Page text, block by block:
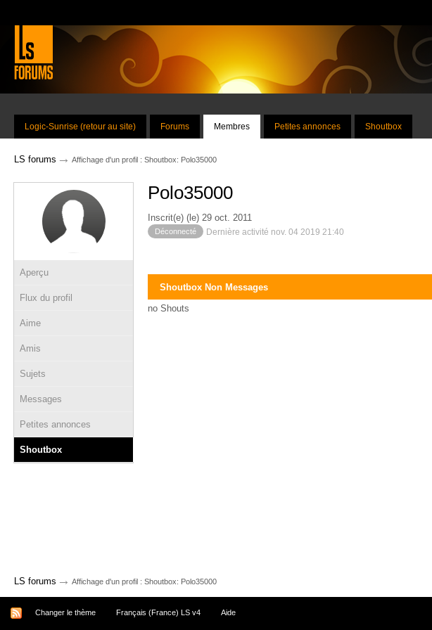
Logic-Sunrise (retour au site) Forums Membres Petites annonces Shoutbox
LS forums → Affichage d'un profil : Shoutbox: Polo35000
Aperçu
Flux du profil
Aime
Amis
Sujets
Messages
Petites annonces
Shoutbox
Polo35000
Inscrit(e) (le) 29 oct. 2011
Déconnecté Dernière activité nov. 04 2019 21:40
Shoutbox Non Messages
no Shouts
LS forums → Affichage d'un profil : Shoutbox: Polo35000
Changer le thème Français (France) LS v4 Aide